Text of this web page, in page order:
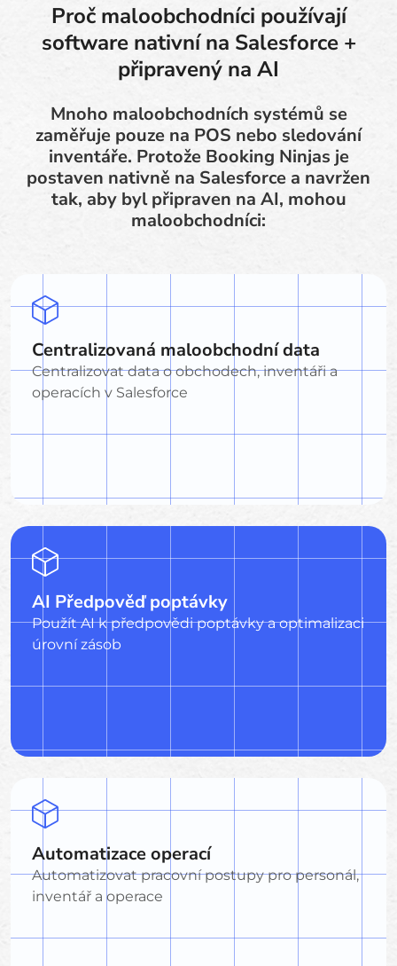
Proč maloobchodníci používají
software nativní na Salesforce +
připravený na AI
Mnoho maloobchodních systémů se
zaměřuje pouze na POS nebo sledování
inventáře. Protože Booking Ninjas je
postaven nativně na Salesforce a navržen
tak, aby byl připraven na AI, mohou
maloobchodníci:
Centralizovaná maloobchodní data
Centralizovat data o obchodech, inventáři a
operacích v Salesforce
AI Předpověď poptávky
Použít AI k předpovědi poptávky a optimalizaci
úrovní zásob
Automatizace operací
Automatizovat pracovní postupy pro personál,
inventář a operace